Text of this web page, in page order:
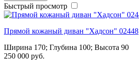
Быстрый просмотр
Прямой кожаный диван "Хадсон" 02448
Ширина 170; Глубина 100; Высота 90
250 000 руб.